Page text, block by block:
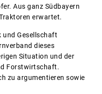
Aus ganz Südbayern
erwartet.
und Gesellschaft
dieses
Situation und der
Forstwirtschaft.
zu argumentieren sowie